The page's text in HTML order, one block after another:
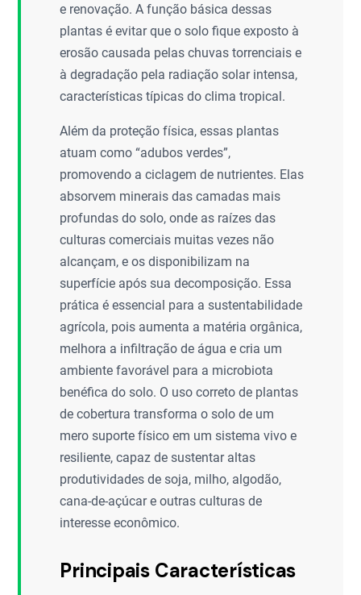
e renovação. A função básica dessas
plantas é evitar que o solo fique exposto à
erosão causada pelas chuvas torrenciais e
à degradação pela radiação solar intensa,
características típicas do clima tropical.
Além da proteção física, essas plantas
atuam como “adubos verdes”,
promovendo a ciclagem de nutrientes. Elas
absorvem minerais das camadas mais
profundas do solo, onde as raízes das
culturas comerciais muitas vezes não
alcançam, e os disponibilizam na
superfície após sua decomposição. Essa
prática é essencial para a sustentabilidade
agrícola, pois aumenta a matéria orgânica,
melhora a infiltração de água e cria um
ambiente favorável para a microbiota
benéfica do solo. O uso correto de plantas
de cobertura transforma o solo de um
mero suporte físico em um sistema vivo e
resiliente, capaz de sustentar altas
produtividades de soja, milho, algodão,
cana-de-açúcar e outras culturas de
interesse econômico.
Principais Características